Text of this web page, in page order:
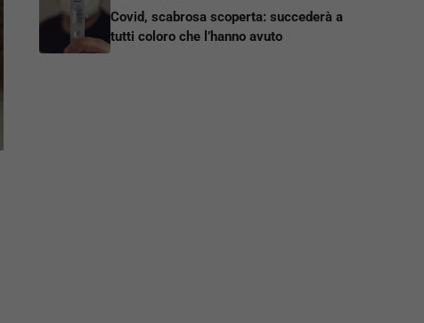
Covid, scabrosa scoperta: succederà a
tutti coloro che l’hanno avuto